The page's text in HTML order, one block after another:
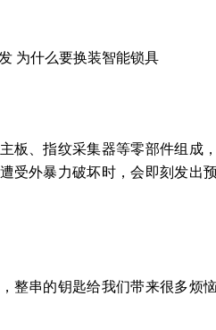
、指纹采集器等零部件组成
受外暴力破坏时，会即刻发出
串的钥匙给我们带来很多烦